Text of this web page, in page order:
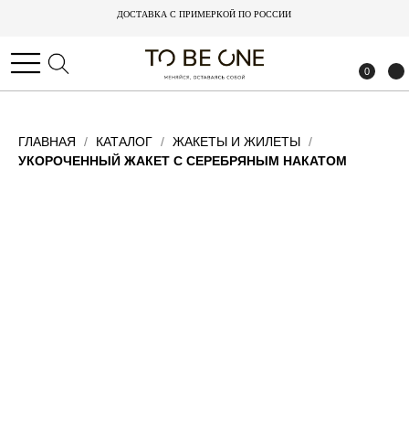
ДОСТАВКА С ПРИМЕРКОЙ ПО РОССИИ
0
ДОСТАВКА С ПРИМЕРКОЙ ПО РОССИИ
0
ГЛАВНАЯ КАТАЛОГ
ЖАКЕТЫ И ЖИЛЕТЫ
УКОРОЧЕННЫЙ ЖАКЕТ С СЕРЕБРЯНЫМ НАКАТОМ